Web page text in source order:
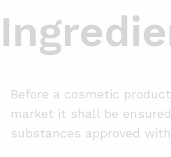
Before a cosmetic
market it shall be
substances approved